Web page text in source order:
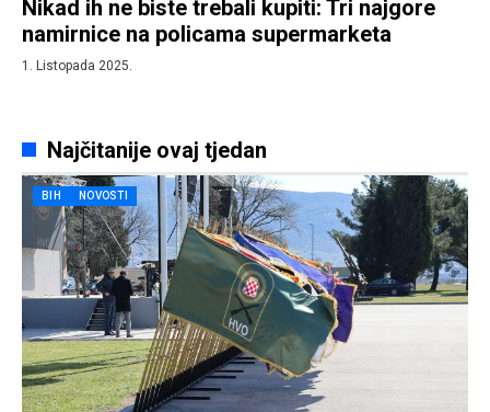
Nikad ih ne biste trebali kupiti: Tri najgore
namirnice na policama supermarketa
1. Listopada 2025.
Najčitanije ovaj tjedan
BIH NOVOSTI